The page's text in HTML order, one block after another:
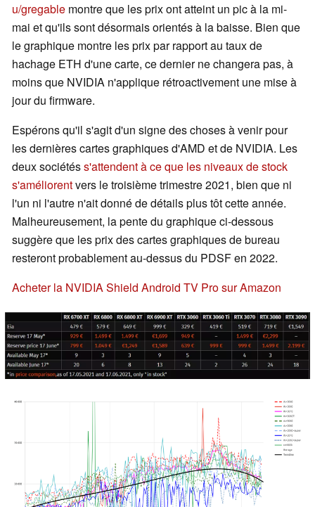
u/gregable montre que les prix ont atteint un pic à la mi-
mai et qu'ils sont désormais orientés à la baisse. Bien que
le graphique montre les prix par rapport au taux de
hachage ETH d'une carte, ce dernier ne changera pas, à
moins que NVIDIA n'applique rétroactivement une mise à
jour du firmware.
Espérons qu'il s'agit d'un signe des choses à venir pour
les dernières cartes graphiques d'AMD et de NVIDIA. Les
deux sociétéss'attendent à ce que les niveaux de stock
s'améliorentvers le troisième trimestre 2021, bien que ni
l'un ni l'autre n'ait donné de détails plus tôt cette année.
Malheureusement, la pente du graphique ci-dessous
suggère que les prix des cartes graphiques de bureau
resteront probablement au-dessus du PDSF en 2022.
Acheter la NVIDIA Shield Android TV Pro sur Amazon